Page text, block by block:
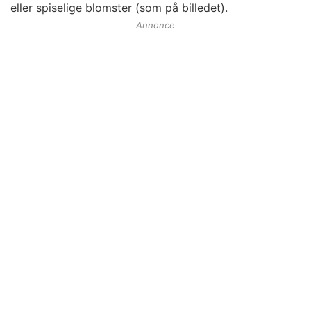
eller spiselige blomster (som på billedet).
Annonce